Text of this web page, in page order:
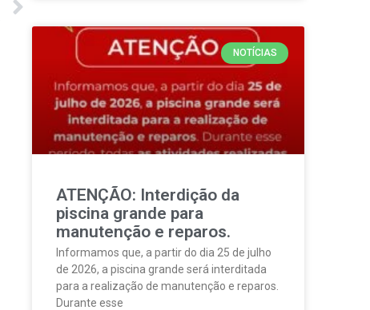
NOTÍCIAS
ATENÇÃO: Interdição da
piscina grande para
manutenção e reparos.
Informamos que, a partir do dia 25 de julho
de 2026, a piscina grande será interditada
para a realização de manutenção e reparos.
Durante esse